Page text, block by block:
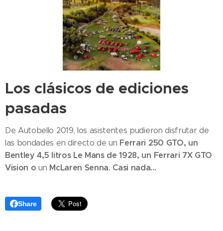
Los clásicos de ediciones
pasadas
De Autobello 2019, los asistentes pudieron disfrutar de
las bondades en directo de un Ferrari 250 GTO, un
Bentley 4,5 litros Le Mans de 1928, un Ferrari 7X GTO
Vision oun McLaren Senna. Casi nada...
Share